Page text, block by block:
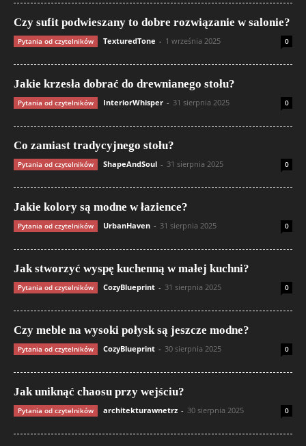
Czy sufit podwieszany to dobre rozwiązanie w salonie?
Pytania od czytelników TexturedTone - 1 września 2025 0
Jakie krzesła dobrać do drewnianego stołu?
Pytania od czytelników InteriorWhisper - 31 sierpnia 2025 0
Co zamiast tradycyjnego stołu?
Pytania od czytelników ShapeAndSoul - 31 sierpnia 2025 0
Jakie kolory są modne w łazience?
Pytania od czytelników UrbanHaven - 31 sierpnia 2025 0
Jak stworzyć wyspę kuchenną w małej kuchni?
Pytania od czytelników CozyBlueprint - 31 sierpnia 2025 0
Czy meble na wysoki połysk są jeszcze modne?
Pytania od czytelników CozyBlueprint - 30 sierpnia 2025 0
Jak uniknąć chaosu przy wejściu?
Pytania od czytelników architekturawnetrz - 30 sierpnia 2025 0